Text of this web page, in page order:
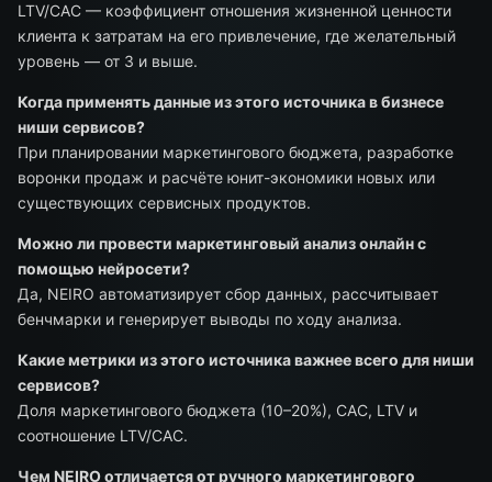
LTV/CAC — коэффициент отношения жизненной ценности
клиента к затратам на его привлечение, где желательный
уровень — от 3 и выше.
Когда применять данные из этого источника в бизнесе
ниши сервисов?
При планировании маркетингового бюджета, разработке
воронки продаж и расчёте юнит-экономики новых или
существующих сервисных продуктов.
Можно ли провести маркетинговый анализ онлайн с
помощью нейросети?
Да, NEIRO автоматизирует сбор данных, рассчитывает
бенчмарки и генерирует выводы по ходу анализа.
Какие метрики из этого источника важнее всего для ниши
сервисов?
Доля маркетингового бюджета (10–20%), CAC, LTV и
соотношение LTV/CAC.
Чем NEIRO отличается от ручного маркетингового